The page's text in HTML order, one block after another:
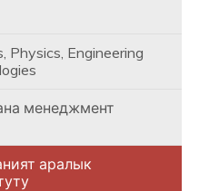
Physics, Engineering
менеджмент
аралык